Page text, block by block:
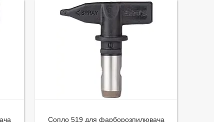
Сопло 519 для фарборозпилювача